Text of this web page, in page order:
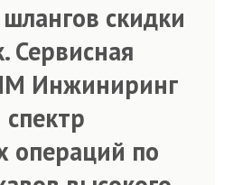
скидки
Сервисная
Инжиниринг
операций по